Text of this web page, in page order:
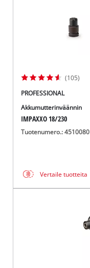
(105)
PROFESSIONAL
Akkumutterinväännin
IMPAXXO 18/230
Tuotenumero.: 4510080
Vertaile tuotteita